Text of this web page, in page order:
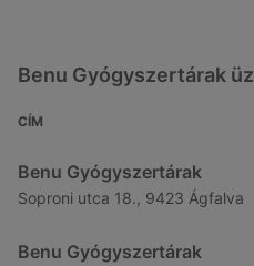
Benu Gyógyszertárak
CÍM
Benu Gyógyszertárak
Soproni utca 18., 9423 Ágfalva
Benu Gyógyszertárak